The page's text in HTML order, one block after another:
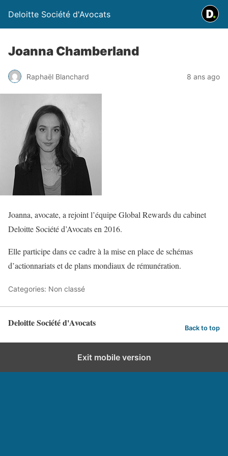
Deloitte Société d'Avocats
Joanna Chamberland
Raphaël Blanchard 8 ans ago
Joanna, avocate, a rejoint l’équipe Global Rewards du cabinet
Deloitte Société d’Avocats en 2016.
Elle participe dans ce cadre à la mise en place de schémas
d’actionnariats et de plans mondiaux de rémunération.
Categories: Non classé
Deloitte Société d'Avocats Back to top
Exit mobile version